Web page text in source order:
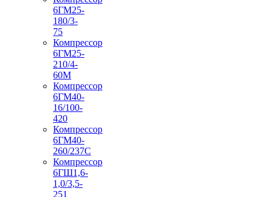
6ГМ25-
180/3-
75
Компрессор
6ГМ25-
210/4-
60М
Компрессор
6ГМ40-
16/100-
420
Компрессор
6ГМ40-
260/237C
Компрессор
6ГШ1,6-
1,0/3,5-
251